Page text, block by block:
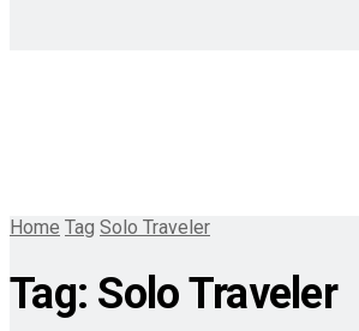
Home Tag Solo Traveler
Tag: Solo Traveler